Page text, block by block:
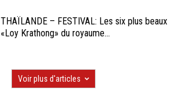
THAÏLANDE – FESTIVAL: Les six plus beaux
«Loy Krathong» du royaume...
Voir plus d'articles